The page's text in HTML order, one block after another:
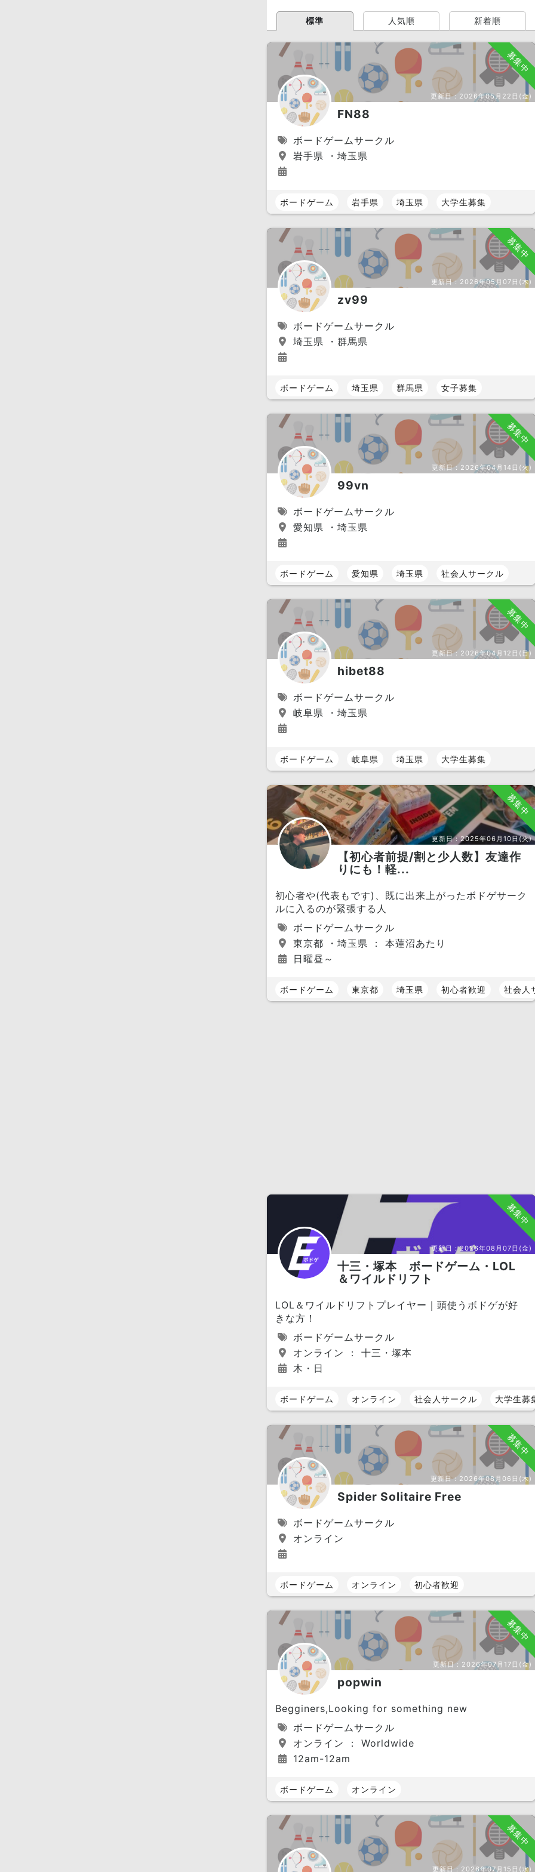
標準 人気順 新着順
募集中
更新日： 2026年05月22日(金)
FN88
ボードゲームサークル
岩手県 ・埼玉県
ボードゲーム 岩手県 埼玉県 大学生募集
募集中
更新日： 2026年05月07日(木)
zv99
ボードゲームサークル
埼玉県 ・群馬県
ボードゲーム 埼玉県 群馬県 女子募集
募集中
更新日： 2026年04月14日(火)
99vn
ボードゲームサークル
愛知県 ・埼玉県
ボードゲーム 愛知県 埼玉県 社会人サークル
募集中
更新日： 2026年04月12日(日)
hibet88
ボードゲームサークル
岐阜県 ・埼玉県
ボードゲーム 岐阜県 埼玉県 大学生募集
募集中
更新日： 2025年06月10日(火)
【初心者前提/割と少人数】友達作
りにも！軽...
初心者や(代表もです)、既に出来上がったボドゲサーク
ルに入るのが緊張する人
ボードゲームサークル
東京都 ・埼玉県 ： 本蓮沼あたり
日曜昼～
ボードゲーム 東京都 埼玉県 初心者歓迎 社会人
募集中
更新日：2026年08月07日(金)
十三・塚本 ボードゲーム・LOL
＆ワイルドリフト
LOL＆ワイルドリフトプレイヤー｜頭使うボドゲが好
きな方！
ボードゲームサークル
オンライン ： 十三・塚本
木・日
ボードゲーム オンライン 社会人サークル 大学生募集
募集中
更新日： 2026年08月06日(木)
Spider Solitaire Free
ボードゲームサークル
オンライン
ボードゲーム オンライン 初心者歓迎
募集中
更新日： 2026年07月17日(金)
popwin
Begginers,Looking for something new
ボードゲームサークル
オンライン ： Worldwide
12am-12am
ボードゲーム オンライン
募集中
更新日： 2026年07月15日(水)